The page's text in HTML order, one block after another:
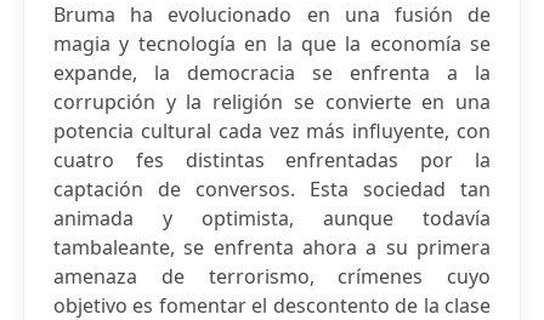
Bruma ha evolucionado en una fusión de
magia y tecnología en la que la economía se
expande, la democracia se enfrenta a la
corrupción y la religión se convierte en una
potencia cultural cada vez más influyente, con
cuatro fes distintas enfrentadas por la
captación de conversos. Esta sociedad tan
animada y optimista, aunque todavía
tambaleante, se enfrenta ahora a su primera
amenaza de terrorismo, crímenes cuyo
objetivo es fomentar el descontento de la clase